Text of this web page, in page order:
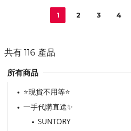
1
1
2 3 4
共有 116 產品
所有商品
⭐現貨不用等⭐
一手代購直送✨
SUNTORY